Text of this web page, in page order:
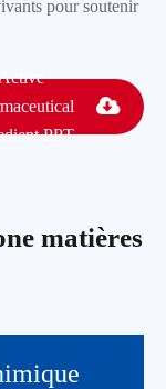
pour soutenir
PPT
matières